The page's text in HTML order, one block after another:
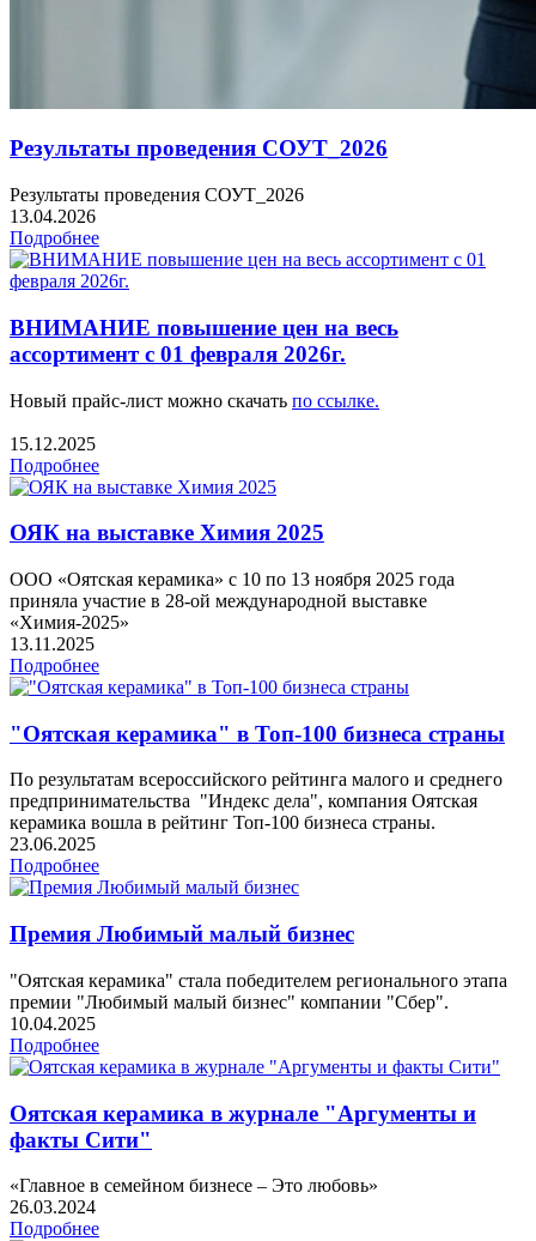
Результаты проведения СОУТ_2026
Результаты проведения СОУТ_2026
13.04.2026
Подробнее
ВНИМАНИЕ повышение цен на весь
ассортимент с 01 февраля 2026г.
Новый прайс-лист можно скачать по ссылке.
15.12.2025
Подробнее
ОЯК на выставке Химия 2025
ООО «Оятская керамика» с 10 по 13 ноября 2025 года
приняла участие в 28-ой международной выставке
«Химия-2025»
13.11.2025
Подробнее
"Оятская керамика" в Топ-100 бизнеса страны
По результатам всероссийского рейтинга малого и среднего
предпринимательства "Индекс дела", компания Оятская
керамика вошла в рейтинг Топ-100 бизнеса страны.
23.06.2025
Подробнее
Премия Любимый малый бизнес
"Оятская керамика" стала победителем регионального этапа
премии "Любимый малый бизнес" компании "Сбер".
10.04.2025
Подробнее
Оятская керамика в журнале "Аргументы и
факты Сити"
«Главное в семейном бизнесе – Это любовь»
26.03.2024
Подробнее